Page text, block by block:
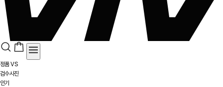
정품 VS
검수사진
인기